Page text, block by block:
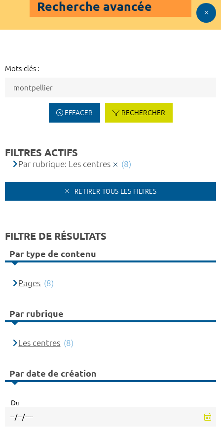
Recherche avancée
Mots-clés :
EFFACER RECHERCHER
FILTRES ACTIFS
Par rubrique: Les centres (8)
RETIRER TOUS LES FILTRES
FILTRE DE RÉSULTATS
Par type de contenu
Pages (8)
Par rubrique
Les centres (8)
Par date de création
Du